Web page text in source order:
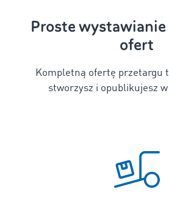
Proste wystawianie
ofert
Kompletną ofertę przetargu
stworzysz i opublikujesz